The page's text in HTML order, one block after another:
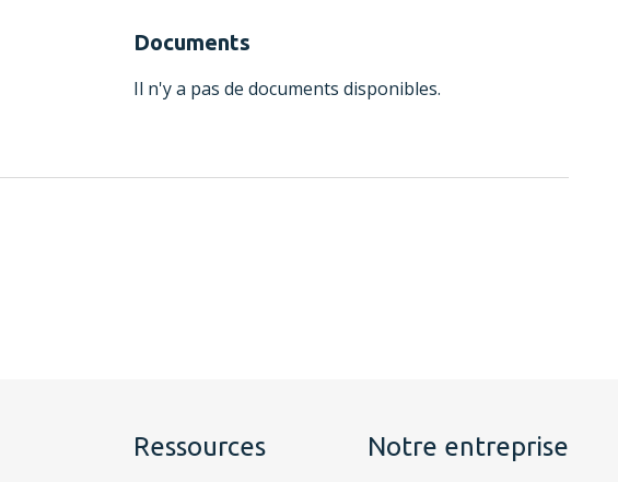
Documents
Il n'y a pas de documents disponibles.
Ressources Notre entreprise